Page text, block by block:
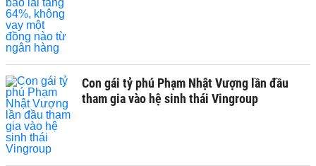
Con gái tỷ phú Phạm Nhật Vượng lần đầu
tham gia vào hệ sinh thái Vingroup